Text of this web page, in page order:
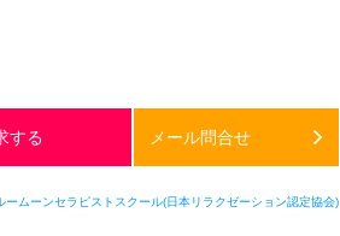
する メール問合せ
ームーンセラピストスクール(日本リラクゼーション認定協会)